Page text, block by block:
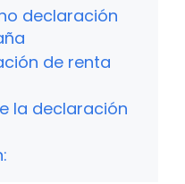
declaración
de renta
la declaración